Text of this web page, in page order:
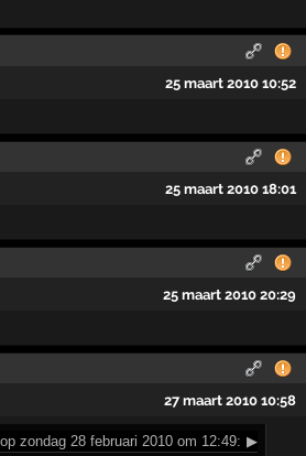
25 maart 2010 10:52
25 maart 2010 18:01
25 maart 2010 20:29
27 maart 2010 10:58
zondag 28 februari 2010 om 12:49: ▶